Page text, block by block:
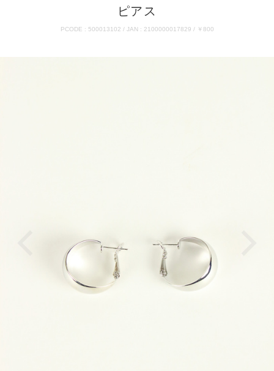
ピアス
PCODE : 500013102 / JAN : 2100000017829 / ￥800